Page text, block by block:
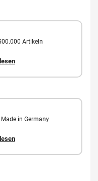
Artikeln
in Germany